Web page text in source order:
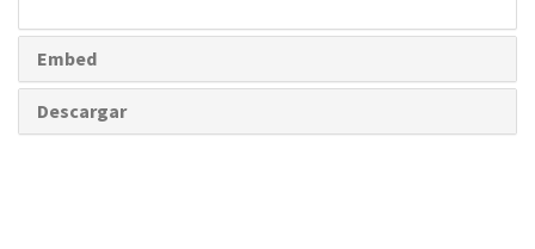
Embed
Descargar